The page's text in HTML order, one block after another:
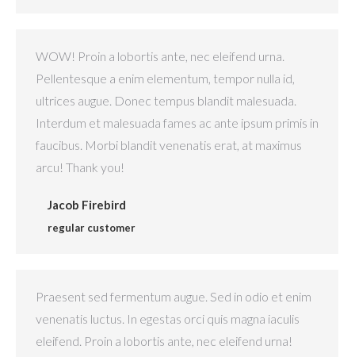
WOW! Proin a lobortis ante, nec eleifend urna.
Pellentesque a enim elementum, tempor nulla id,
ultrices augue. Donec tempus blandit malesuada.
Interdum et malesuada fames ac ante ipsum primis in
faucibus. Morbi blandit venenatis erat, at maximus
arcu! Thank you!
Jacob Firebird
regular customer
Praesent sed fermentum augue. Sed in odio et enim
venenatis luctus. In egestas orci quis magna iaculis
eleifend. Proin a lobortis ante, nec eleifend urna!